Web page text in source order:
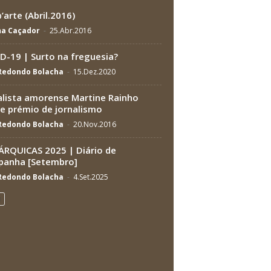
(Abril.2016)
Caçador - 25.Abr.2016
19 | Surto na freguesia?
Bolacha - 15.Dez.2020
amorense Martine Rainho
prémio de jornalismo
Bolacha - 20.Nov.2016
2025 | Diário de
[Setembro]
Bolacha - 4.Set.2025